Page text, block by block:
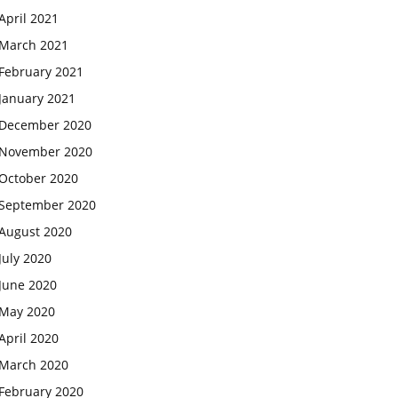
2021
2021
2021
2021
2020
2020
2020
2020
2020
2020
2020
2020
2020
2020
2020